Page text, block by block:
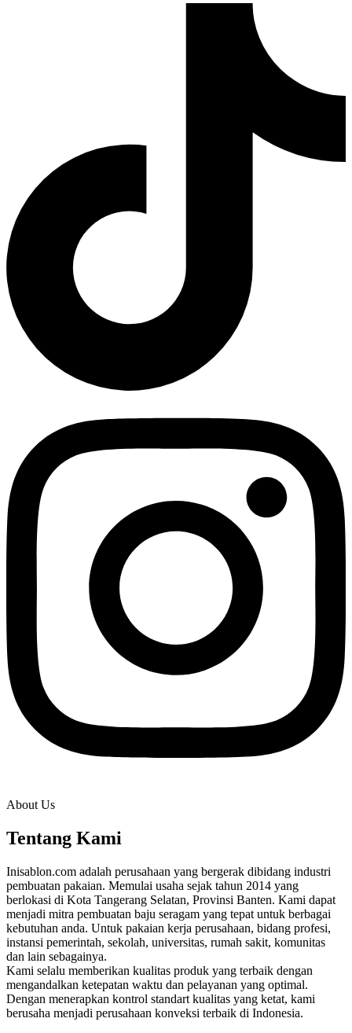
About Us
Tentang Kami
Inisablon.com adalah perusahaan yang bergerak dibidang industri
pembuatan pakaian. Memulai usaha sejak tahun 2014 yang
berlokasi di Kota Tangerang Selatan, Provinsi Banten. Kami dapat
menjadi mitra pembuatan baju seragam yang tepat untuk berbagai
kebutuhan anda. Untuk pakaian kerja perusahaan, bidang profesi,
instansi pemerintah, sekolah, universitas, rumah sakit, komunitas
dan lain sebagainya.
Kami selalu memberikan kualitas produk yang terbaik dengan
mengandalkan ketepatan waktu dan pelayanan yang optimal.
Dengan menerapkan kontrol standart kualitas yang ketat, kami
berusaha menjadi perusahaan konveksi terbaik di Indonesia.